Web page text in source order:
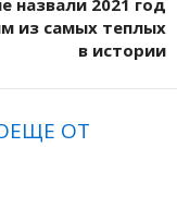
назвали 2021 год
из самых теплых
в истории
ЕЩЕ ОТ